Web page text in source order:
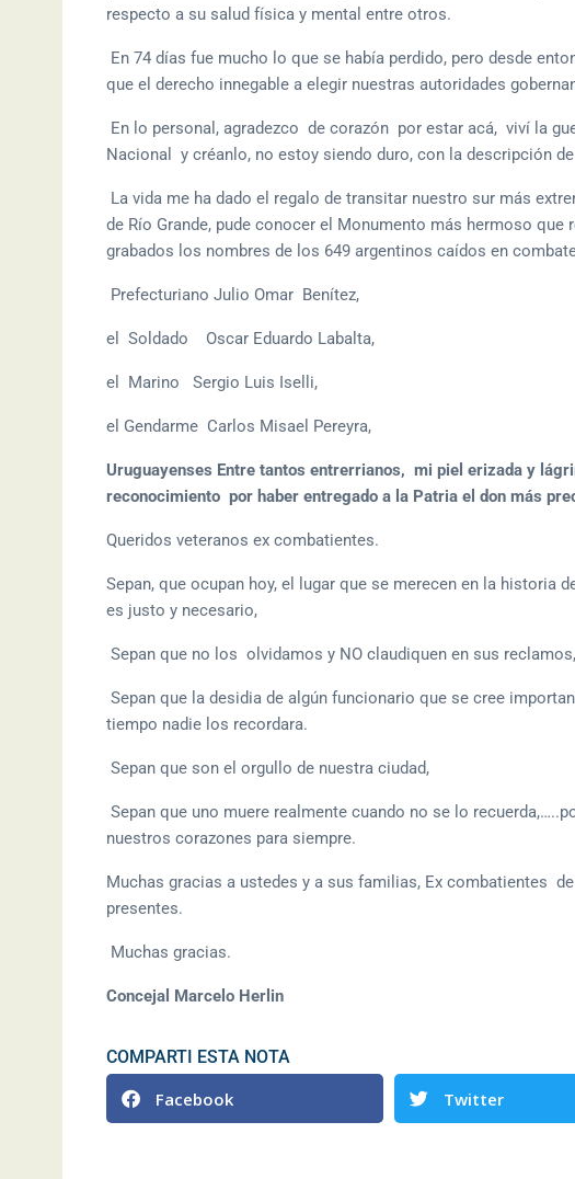
respecto a su salud física y mental entre otros.
En 74 días fue mucho lo que se había perdido, pero desde
que el derecho innegable a elegir nuestras autoridades
En lo personal, agradezco de corazón por estar acá, viví la
Nacional y créanlo, no estoy siendo duro, con la descripción
La vida me ha dado el regalo de transitar nuestro sur más
de Río Grande, pude conocer el Monumento más hermoso
grabados los nombres de los 649 argentinos caídos en
Prefecturiano Julio Omar Benítez,
el Soldado Oscar Eduardo Labalta,
el Marino Sergio Luis Iselli,
el Gendarme Carlos Misael Pereyra,
Uruguayenses Entre tantos entrerrianos, mi piel erizada y
reconocimiento por haber entregado a la Patria el don más
Queridos veteranos ex combatientes.
Sepan, que ocupan hoy, el lugar que se merecen en la historia
es justo y necesario,
Sepan que no los olvidamos y NO claudiquen en sus reclamos,
Sepan que la desidia de algún funcionario que se cree
tiempo nadie los recordara.
Sepan que son el orgullo de nuestra ciudad,
Sepan que uno muere realmente cuando no se lo
nuestros corazones para siempre.
Muchas gracias a ustedes y a sus familias, Ex combatientes
presentes.
Muchas gracias.
Concejal Marcelo Herlin
COMPARTI ESTA NOTA
Facebook Twitter